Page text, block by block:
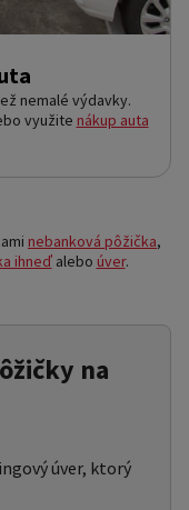
nemalé výdavky.
využite nákup auta
nebanková pôžička,
ihneďalebo úver.
na
úver, ktorý